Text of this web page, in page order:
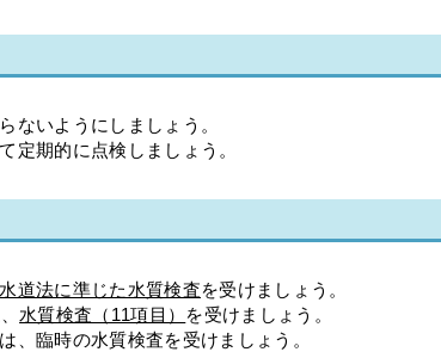
ないようにしましょう。
定期的に点検しましょう。
水道法に準じた水質検査を受けましょう。
水質検査（11項目）
を受けましょう。
、臨時の水質検査を受けましょう。